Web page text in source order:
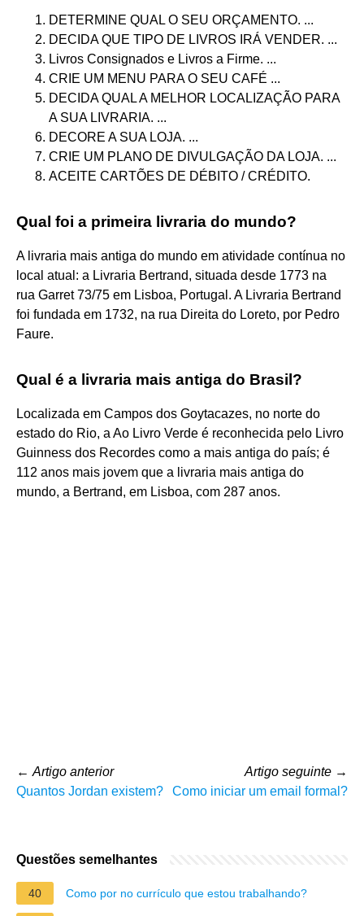
DETERMINE QUAL O SEU ORÇAMENTO. ...
DECIDA QUE TIPO DE LIVROS IRÁ VENDER. ...
Livros Consignados e Livros a Firme. ...
CRIE UM MENU PARA O SEU CAFÉ ...
DECIDA QUAL A MELHOR LOCALIZAÇÃO PARA
A SUA LIVRARIA. ...
DECORE A SUA LOJA. ...
CRIE UM PLANO DE DIVULGAÇÃO DA LOJA. ...
ACEITE CARTÕES DE DÉBITO / CRÉDITO.
Qual foi a primeira livraria do mundo?
A livraria mais antiga do mundo em atividade contínua no
local atual: a Livraria Bertrand, situada desde 1773 na
rua Garret 73/75 em Lisboa, Portugal. A Livraria Bertrand
foi fundada em 1732, na rua Direita do Loreto, por Pedro
Faure.
Qual é a livraria mais antiga do Brasil?
Localizada em Campos dos Goytacazes, no norte do
estado do Rio, a Ao Livro Verde é reconhecida pelo Livro
Guinness dos Recordes como a mais antiga do país; é
112 anos mais jovem que a livraria mais antiga do
mundo, a Bertrand, em Lisboa, com 287 anos.
← Artigo anterior
Quantos Jordan existem?
Artigo seguinte →
Como iniciar um email formal?
Questões semelhantes
40 Como por no currículo que estou trabalhando?